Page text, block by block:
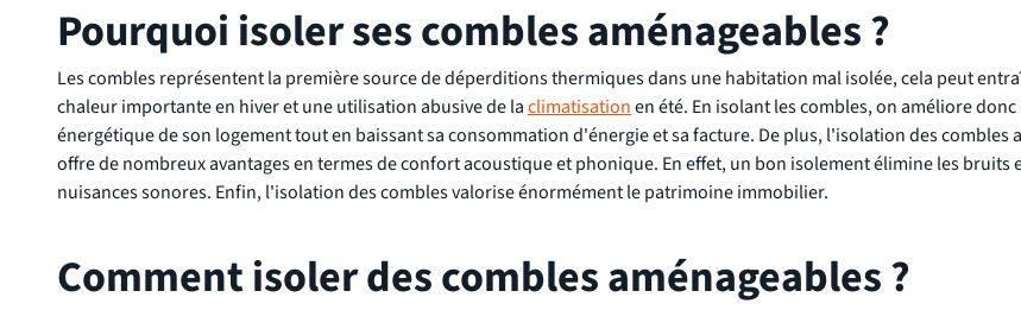
Pourquoi isoler ses combles aménageables ?
Les combles représentent la première source de déperditions thermiques dans une habitation mal isolée, cela peut
chaleur importante en hiver et une utilisation abusive de laclimatisationen été. En isolant les combles, on améliore
énergétique de son logement tout en baissant sa consommation d'énergie et sa facture. De plus, l'isolation des combles
offre de nombreux avantages en termes de confort acoustique et phonique. En effet, un bon isolement élimine les bruits
nuisances sonores. Enfin, l'isolation des combles valorise énormément le patrimoine immobilier.
Comment isoler des combles aménageables ?